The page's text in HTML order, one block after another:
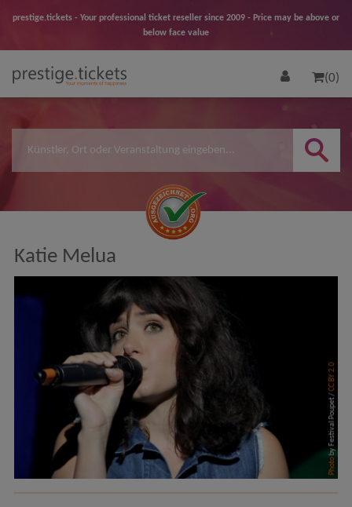
prestige.tickets - Your professional ticket reseller since 2009 - Price may be above or
below face value
(0)
Katie Melua
Photo
by Festival Poupet /
CC BY 2.0